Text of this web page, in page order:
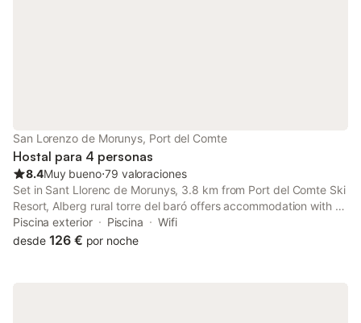
San Lorenzo de Morunys, Port del Comte
Hostal para 4 personas
8.4Muy bueno⋅79 valoraciones
Set in Sant Llorenc de Morunys, 3.8 km from Port del Comte Ski
Resort, Alberg rural torre del baró offers accommodation with a
garden, free private parking, a shared lounge and a terrace.
Piscina exterior Piscina
Wifi
desde 126 € por noche